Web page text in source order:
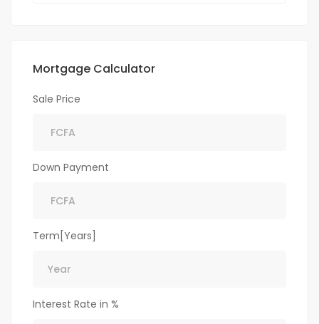
Mortgage Calculator
Sale Price
Down Payment
Term[Years]
Interest Rate in %